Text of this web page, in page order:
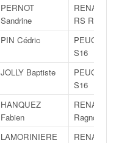
PERNOT
Sandrine
RENAULT
RS Rally 5
PIN Cédric
PEUGEOT
S16
JOLLY Baptiste
PEUGEOT
S16
HANQUEZ
Fabien
RENAULT
Ragnotti
LAMORINIERE
RENAULT